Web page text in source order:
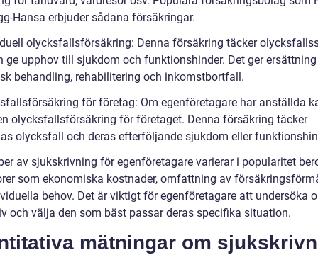
Hansa erbjuder sådana försäkringar.
olycksfallsförsäkring: Denna försäkring täcker
ge upphov till sjukdom och funktionshinder. Det ger
behandling, rehabilitering och inkomstbortfall.
för företag: Om egenföretagare har anställda
olycksfallsförsäkring för företaget. Denna försäkring täcker
olycksfall och deras efterföljande sjukdom eller
av sjukskrivning för egenföretagare varierar i popularitet
som ekonomiska kostnader, omfattning av
behov. Det är viktigt för egenföretagare att undersöka
och välja den som bäst passar deras specifika situation.
mätningar om